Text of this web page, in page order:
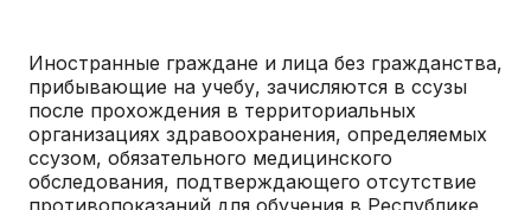
Иностранные граждане и лица без гражданства,
прибывающие на учебу, зачисляются в ссузы
после прохождения в территориальных
организациях здравоохранения, определяемых
ссузом, обязательного медицинского
обследования, подтверждающего отсутствие
противопоказаний для обучения в Республике